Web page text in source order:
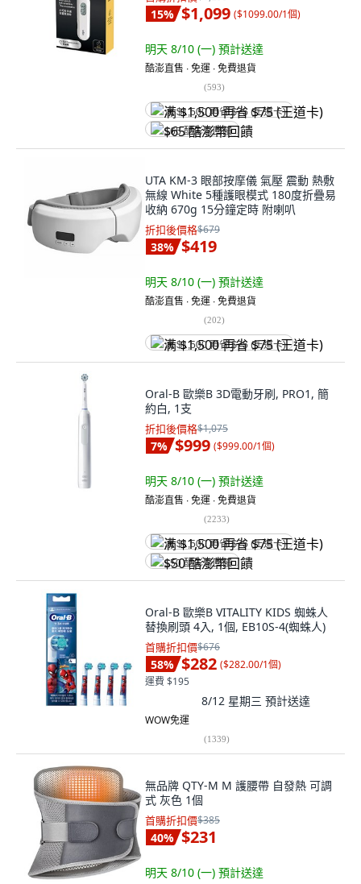
15% $1,099 ($1099.00/1個)
明天 8/10 (一) 預計送達
酷澎直售 ∙ 免運 ∙ 免費退貨
(593)
满 $1,500 再省 $75 (王道卡)
$65 酷澎幣回饋
UTA KM-3 眼部按摩儀 氣壓 震動 熱敷
無線 White 5種護眼模式 180度折疊易
收納 670g 15分鐘定時 附喇叭
折扣後價格$679
38% $419
明天 8/10 (一) 預計送達
酷澎直售 ∙ 免運 ∙ 免費退貨
(202)
满 $1,500 再省 $75 (王道卡)
Oral-B 歐樂B 3D電動牙刷, PRO1, 簡
約白, 1支
折扣後價格$1,075
7% $999 ($999.00/1個)
明天 8/10 (一) 預計送達
酷澎直售 ∙ 免運 ∙ 免費退貨
(2233)
满 $1,500 再省 $75 (王道卡)
$50 酷澎幣回饋
Oral-B 歐樂B VITALITY KIDS 蜘蛛人
替換刷頭 4入, 1個, EB10S-4(蜘蛛人)
首購折扣價$676
58% $282 ($282.00/1個)
運費 $195
8/12 星期三 預計送達
WOW免運
(1339)
無品牌 QTY-M M 護腰帶 自發熱 可調
式 灰色 1個
首購折扣價$385
40% $231
明天 8/10 (一) 預計送達